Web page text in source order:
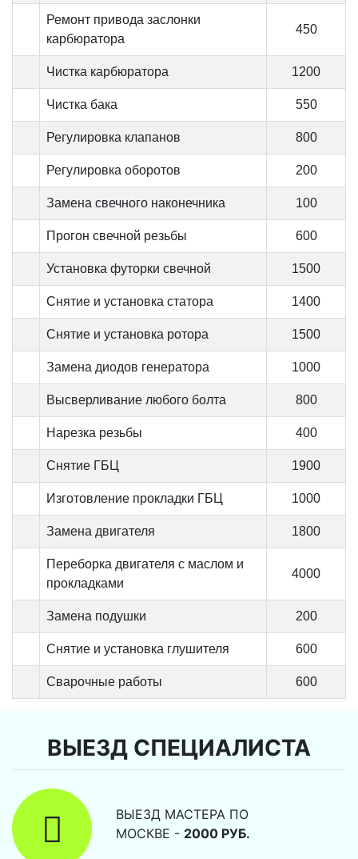
Ремонт привода заслонки
карбюратора
450
Чистка карбюратора 1200
Чистка бака 550
Регулировка клапанов 800
Регулировка оборотов 200
Замена свечного наконечника 100
Прогон свечной резьбы 600
Установка футорки свечной 1500
Снятие и установка статора 1400
Снятие и установка ротора 1500
Замена диодов генератора 1000
Высверливание любого болта 800
Нарезка резьбы 400
Снятие ГБЦ 1900
Изготовление прокладки ГБЦ 1000
Замена двигателя 1800
Переборка двигателя с маслом и
прокладками
4000
Замена подушки 200
Снятие и установка глушителя 600
Сварочные работы 600
ВЫЕЗД СПЕЦИАЛИСТА
ВЫЕЗД МАСТЕРА ПО
МОСКВЕ - 2000 РУБ.